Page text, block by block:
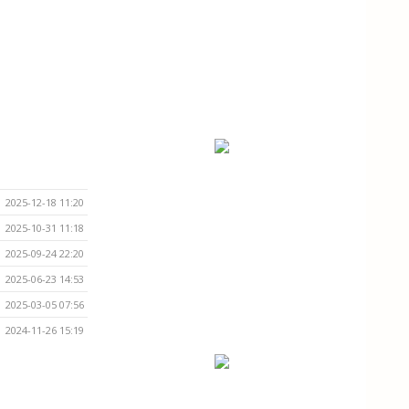
2025-12-18 11:20
2025-10-31 11:18
2025-09-24 22:20
2025-06-23 14:53
2025-03-05 07:56
2024-11-26 15:19